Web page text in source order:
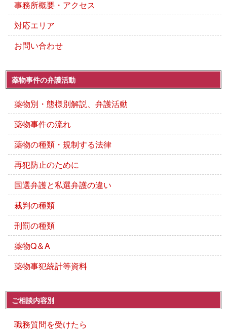
事務所概要・アクセス
対応エリア
お問い合わせ
薬物事件の弁護活動
薬物別・態様別解説、弁護活動
薬物事件の流れ
薬物の種類・規制する法律
再犯防止のために
国選弁護と私選弁護の違い
裁判の種類
刑罰の種類
薬物Q＆A
薬物事犯統計等資料
ご相談内容別
職務質問を受けたら